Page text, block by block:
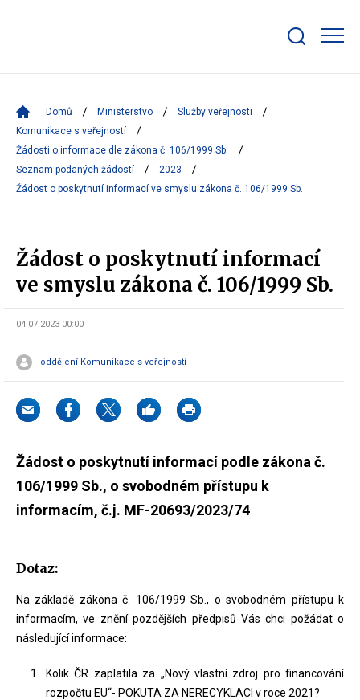
bar
Domů Ministerstvo
Služby veřejnosti
Komunikace s veřejností
Žádosti o informace dle zákona č. 106/1999 Sb.
Seznam podaných žádostí
2023
Žádost o poskytnutí informací ve smyslu zákona č. 106/1999 Sb.
Žádost o poskytnutí informací
ve smyslu zákona č. 106/1999 Sb.
04.07.2023 00:00
oddělení Komunikace s veřejností
Žádost o poskytnutí informací podle zákona č.
106/1999 Sb., o svobodném přístupu k
informacím, č.j. MF-20693/2023/74
Dotaz:
Na základě zákona č. 106/1999 Sb., o svobodném přístupu k
informacím, ve znění pozdějších předpisů Vás chci požádat o
následující informace:
Kolik ČR zaplatila za „Nový vlastní zdroj pro financování
rozpočtu EU“- POKUTA ZA NERECYKLACI v roce 2021?